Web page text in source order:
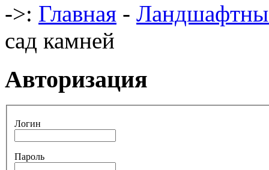
->: Главная -
сад камней
Авторизация
Логин
Пароль